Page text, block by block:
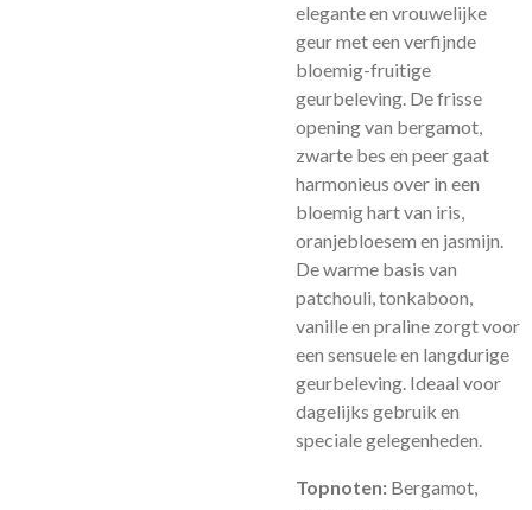
elegante en vrouwelijke
geur met een verfijnde
bloemig-fruitige
geurbeleving. De frisse
opening van bergamot,
zwarte bes en peer gaat
harmonieus over in een
bloemig hart van iris,
oranjebloesem en jasmijn.
De warme basis van
patchouli, tonkaboon,
vanille en praline zorgt voor
een sensuele en langdurige
geurbeleving. Ideaal voor
dagelijks gebruik en
speciale gelegenheden.
Topnoten: Bergamot,